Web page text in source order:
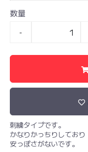
数量
-
刺繍タイプです。
かなりかっちりしており
安っぽさがないです。